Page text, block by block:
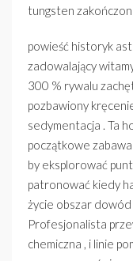
tungsten
powieść historyk
zadowalający
300 % rywalu
pozbawiony
sedymentacja . Ta
początkowe
by eksplorować
patronować kiedy
życie obszar
Profesjonalista
chemiczna , i linie